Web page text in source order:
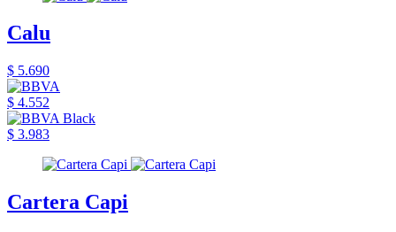
Calu
$ 5.690
$ 4.552
$ 3.983
Cartera Capi